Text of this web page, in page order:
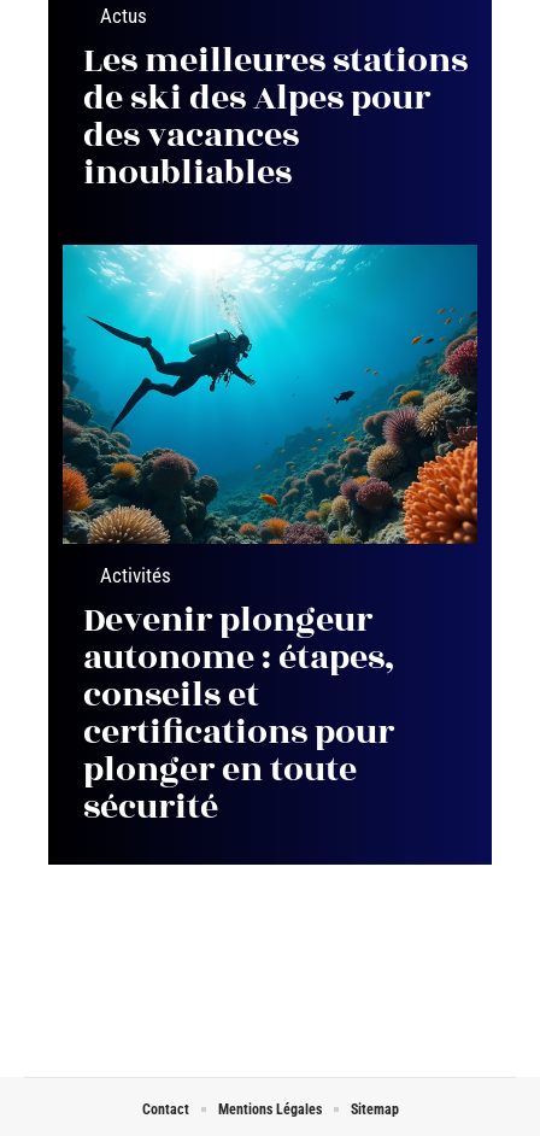
Actus
Les meilleures stations
de ski des Alpes pour
des vacances
inoubliables
Activités
Devenir plongeur
autonome : étapes,
conseils et
certifications pour
plonger en toute
sécurité
Contact Mentions Légales Sitemap